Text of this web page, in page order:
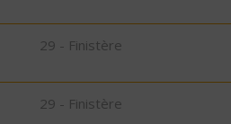
29 - Finistère
29 - Finistère